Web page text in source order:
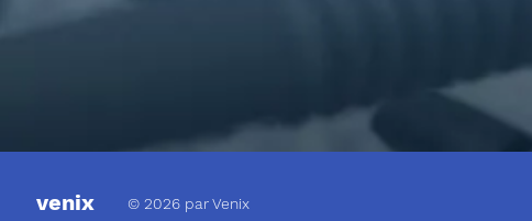
venix © 2026 par Venix